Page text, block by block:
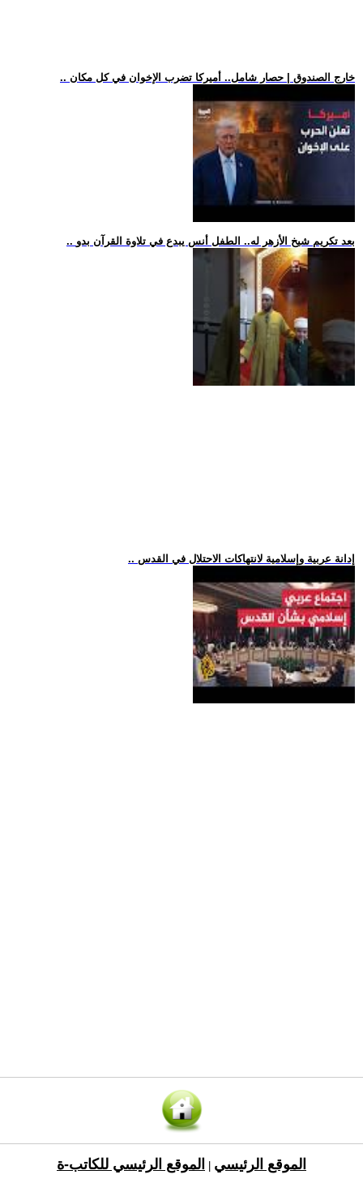
.. خارج الصندوق | حصار شامل.. أميركا تضرب الإخوان في كل مكان
.. بعد تكريم شيخ الأزهر له.. الطفل أنس يبدع في تلاوة القرآن بدو
.. إدانة عربية وإسلامية لانتهاكات الاحتلال في القدس
الموقع الرئيسي الموقع الرئيسي للكاتب-ة